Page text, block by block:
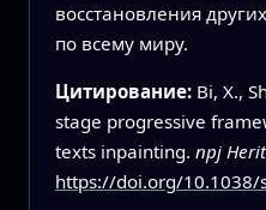
восстановления
по всему миру.
Цитирование: Bi, X.,
stage progressive
texts inpainting. npj
https://doi.org/10.1038/